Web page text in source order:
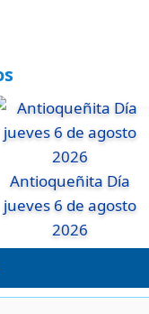
Antioqueñita Día
jueves 6 de agosto
2026